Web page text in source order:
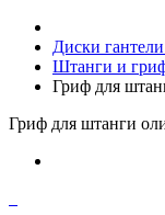
Диски
Штанги и
Гриф для
Гриф для штанги